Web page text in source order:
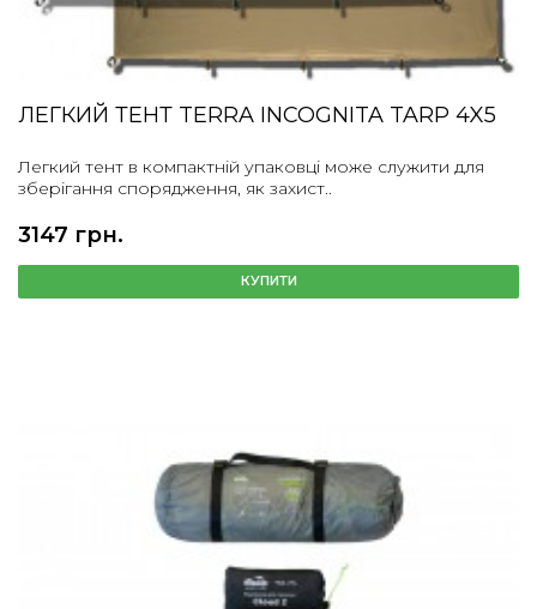
ЛЕГКИЙ ТЕНТ TERRA INCOGNITA TARP 4X5
Легкий тент в компактній упаковці може служити для
зберігання спорядження, як захист..
3147 грн.
КУПИТИ